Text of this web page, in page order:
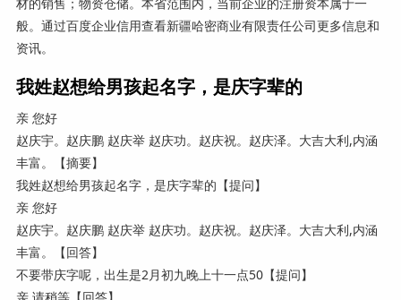
般。通过百度企业信用查看新疆哈密商业有限责任公司更多信息和
资讯。
我姓赵想给男孩起名字，是庆字辈的
亲 您好
赵庆宇。赵庆鹏 赵庆举 赵庆功。赵庆祝。赵庆泽。大吉大利,内涵
丰富。【摘要】
我姓赵想给男孩起名字，是庆字辈的【提问】
亲 您好
赵庆宇。赵庆鹏 赵庆举 赵庆功。赵庆祝。赵庆泽。大吉大利,内涵
丰富。【回答】
不要带庆字呢，出生是2月初九晚上十一点50【提问】